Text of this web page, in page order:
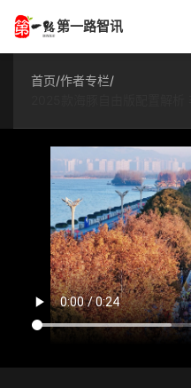
第一路智讯
首页
技术解答
科普文章
数码科技
实用技巧
首页 /作者专栏/
2025款海豚自由版配置解